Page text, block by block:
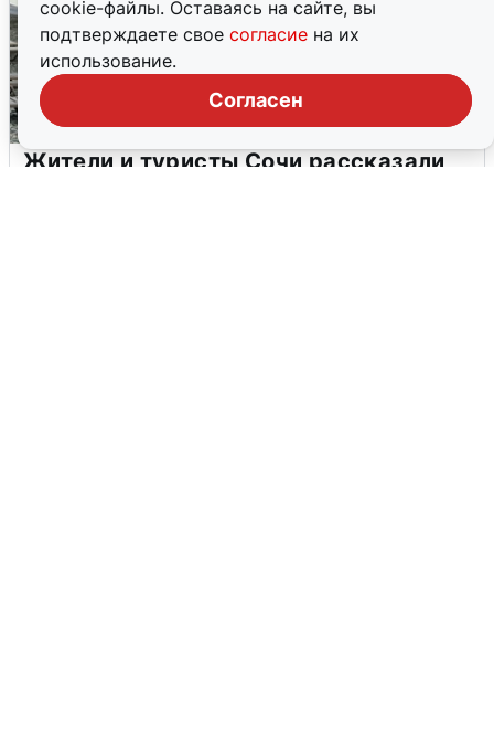
cookie-файлы. Оставаясь на сайте, вы
подтверждаете свое согласие на их
использование.
Согласен
Жители и туристы Сочи рассказали